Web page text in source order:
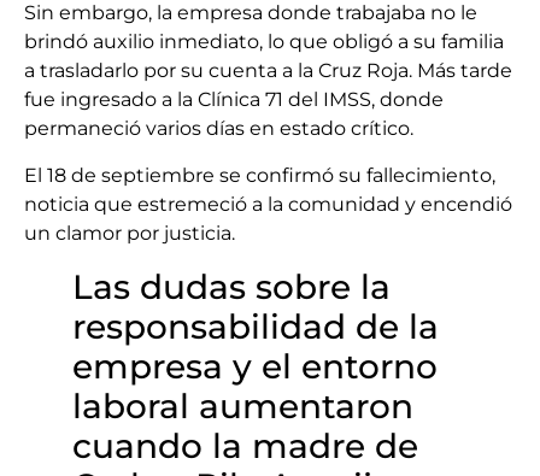
Sin embargo, la empresa donde trabajaba no le
brindó auxilio inmediato, lo que obligó a su familia
a trasladarlo por su cuenta a la Cruz Roja. Más tarde
fue ingresado a la Clínica 71 del IMSS, donde
permaneció varios días en estado crítico.
El 18 de septiembre se confirmó su fallecimiento,
noticia que estremeció a la comunidad y encendió
un clamor por justicia.
Las dudas sobre la
responsabilidad de la
empresa y el entorno
laboral aumentaron
cuando la madre de